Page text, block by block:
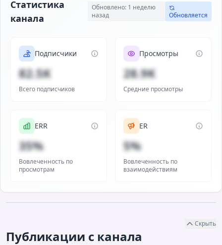
Статистика
канала
Обновлено: 1 неделю
назад
Обновляется
Подписчики
82.5K
Всего подписчиков
Просмотры
28.9K
Средние просмотры
ERR
35%
Вовлеченность по
просмотрам
ER
5%
Вовлеченность по
взаимодействиям
Скрыть
Публикации с канала